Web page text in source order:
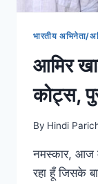
भारतीय अभिनेता/
आमिर
कोट्स,
By Hindi
नमस्कार, आज
रहा हूँ जिसके